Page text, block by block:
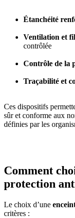
Étanchéité
Ventilation et
contrôlée
Contrôle de la
Traçabilité et
Ces dispositifs
sûr et conforme aux
définies par les
Comment
protection
Le choix d’une
critères :